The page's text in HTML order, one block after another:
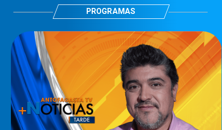
PROGRAMAS